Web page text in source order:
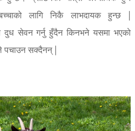
लागि निकै लाभदायक हुन्छ |
दुध सेवन गर्नु हुँदैन किनभने यसमा भएको
पचाउन सक्दैनन् |